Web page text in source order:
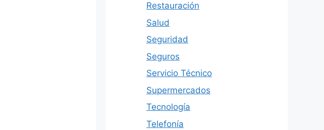
Restauración
Salud
Seguridad
Seguros
Servicio Técnico
Supermercados
Tecnología
Telefonía